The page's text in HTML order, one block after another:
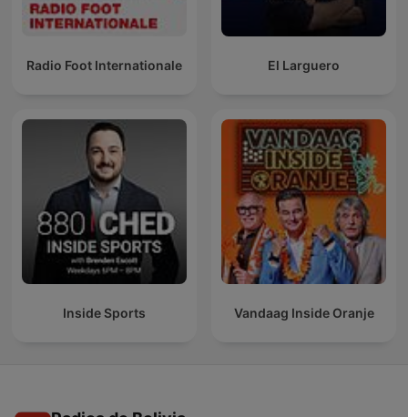
Radio Foot Internationale El Larguero
Inside Sports Vandaag Inside Oranje